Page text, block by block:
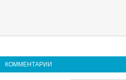
КОММЕНТАРИИ